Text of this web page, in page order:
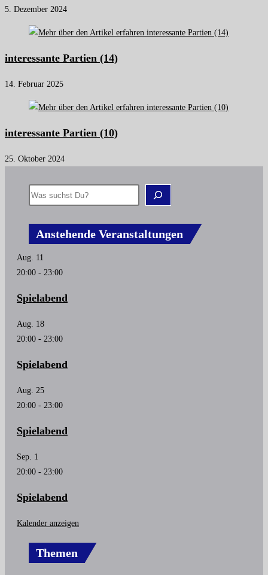
5. Dezember 2024
interessante Partien (14)
14. Februar 2025
interessante Partien (10)
25. Oktober 2024
Anstehende Veranstaltungen
Aug. 11
20:00 - 23:00
Spielabend
Aug. 18
20:00 - 23:00
Spielabend
Aug. 25
20:00 - 23:00
Spielabend
Sep. 1
20:00 - 23:00
Spielabend
Kalender anzeigen
Themen